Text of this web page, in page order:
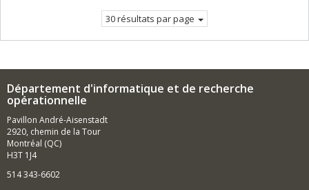
30 résultats par page
Département d'informatique et de recherche
opérationnelle
Pavillon André-Aisenstadt
2920, chemin de la Tour
Montréal (QC)
H3T 1J4
514 343-6602